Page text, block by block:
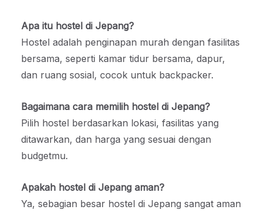
Apa itu hostel di Jepang?
Hostel adalah penginapan murah dengan fasilitas
bersama, seperti kamar tidur bersama, dapur,
dan ruang sosial, cocok untuk backpacker.
Bagaimana cara memilih hostel di Jepang?
Pilih hostel berdasarkan lokasi, fasilitas yang
ditawarkan, dan harga yang sesuai dengan
budgetmu.
Apakah hostel di Jepang aman?
Ya, sebagian besar hostel di Jepang sangat aman